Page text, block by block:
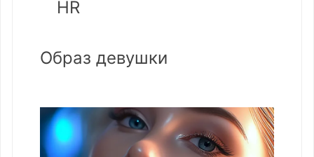
HR
Образ девушки